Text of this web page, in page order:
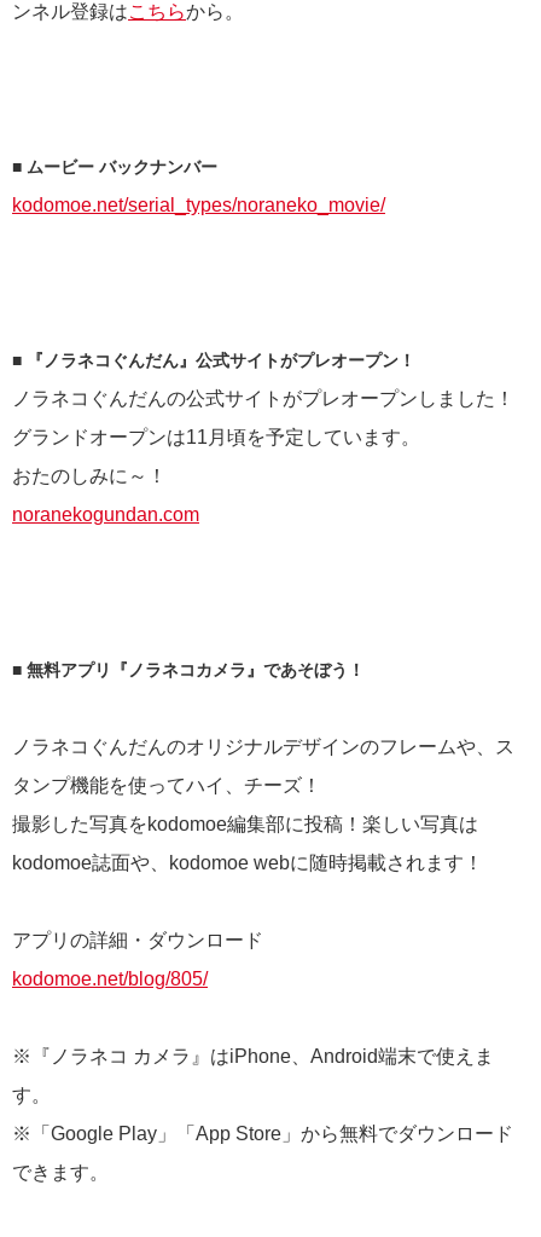
ンネル登録はこちらから。
■ ムービー バックナンバー
kodomoe.net/serial_types/noraneko_movie/
■ 『ノラネコぐんだん』公式サイトがプレオープン！
ノラネコぐんだんの公式サイトがプレオープンしました！
グランドオープンは11月頃を予定しています。
おたのしみに～！
noranekogundan.com
■ 無料アプリ『ノラネコカメラ』であそぼう！
ノラネコぐんだんのオリジナルデザインのフレームや、ス
タンプ機能を使ってハイ、チーズ！
撮影した写真をkodomoe編集部に投稿！楽しい写真は
kodomoe誌面や、kodomoe webに随時掲載されます！
アプリの詳細・ダウンロード
kodomoe.net/blog/805/
※『ノラネコ カメラ』はiPhone、Android端末で使えま
す。
※「Google Play」「App Store」から無料でダウンロード
できます。